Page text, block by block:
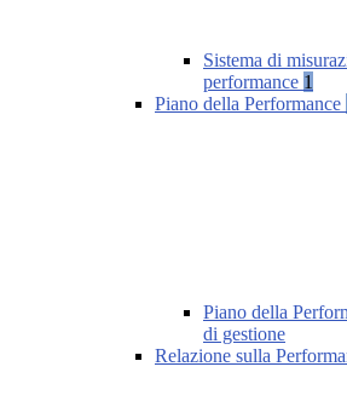
Sistema di
performance 1
Piano della Performance
Piano della
di gestione
Relazione sulla